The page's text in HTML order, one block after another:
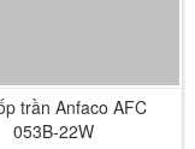
trần Anfaco AFC
053B-22W